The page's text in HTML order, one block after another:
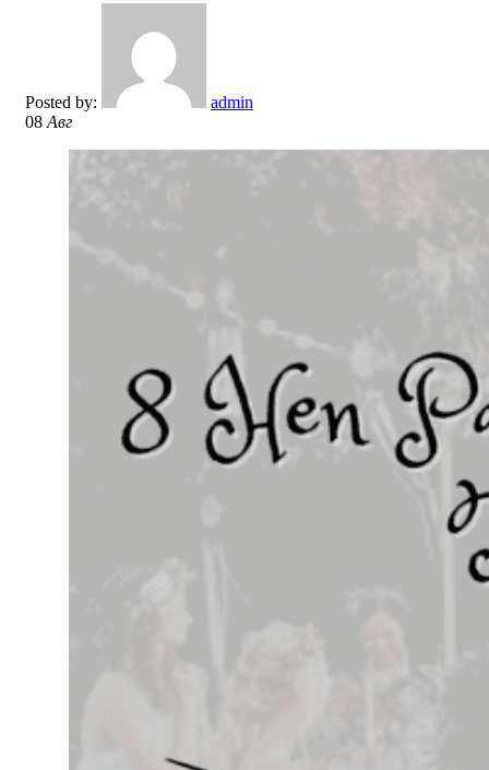
Posted by:
admin
08 Авг